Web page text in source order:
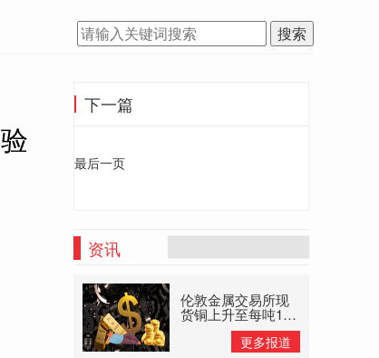
搜索
下一篇
最后一页
资讯
伦敦金属交易所现
货铜上升至每吨145
美元高位 大宗商品
更多报道